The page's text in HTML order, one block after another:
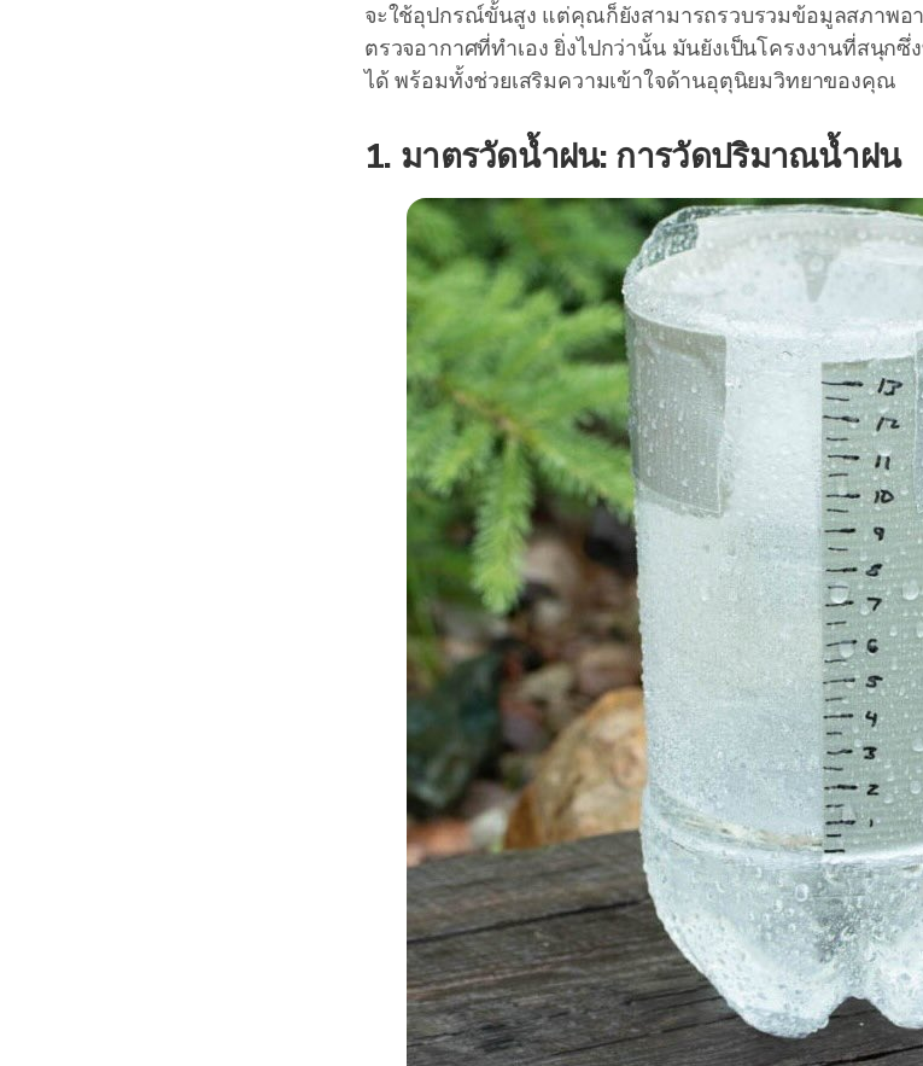
จะใช้อุปกรณ์ขั้นสูง แต่คุณก็ยังสามารถรวบรวมข้อมูลสภาพอ
ตรวจอากาศที่ทำเอง ยิ่งไปกว่านั้น มันยังเป็นโครงงานที่สนุก
ได้ พร้อมทั้งช่วยเสริมความเข้าใจด้านอุตุนิยมวิทยาของคุณ
1. มาตรวัดน้ำฝน: การวัดปริมาณน้ำฝน